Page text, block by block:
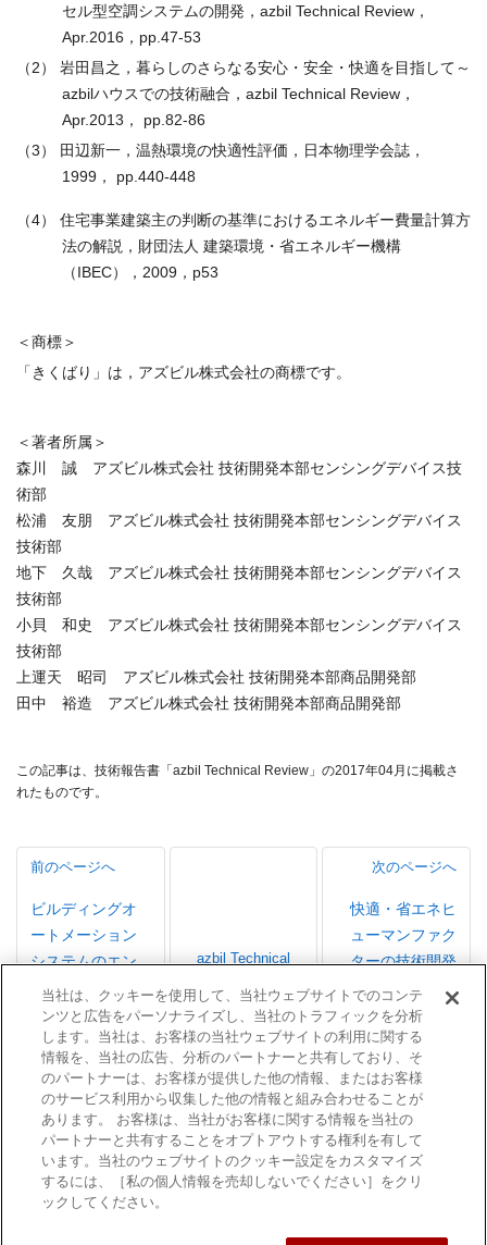
セル型空調システムの開発，azbil Technical Review，
Apr.2016，pp.47-53
（2） 岩田昌之，暮らしのさらなる安心・安全・快適を目指して～
azbilハウスでの技術融合，azbil Technical Review，
Apr.2013， pp.82-86
（3） 田辺新一，温熱環境の快適性評価，日本物理学会誌，
1999， pp.440-448
（4） 住宅事業建築主の判断の基準におけるエネルギー費量計算方
法の解説，財団法人 建築環境・省エネルギー機構
（IBEC），2009，p53
＜商標＞
「きくばり」は，アズビル株式会社の商標です。
＜著者所属＞
森川 誠 アズビル株式会社 技術開発本部センシングデバイス技
術部
松浦 友朋 アズビル株式会社 技術開発本部センシングデバイス
技術部
地下 久哉 アズビル株式会社 技術開発本部センシングデバイス
技術部
小貝 和史 アズビル株式会社 技術開発本部センシングデバイス
技術部
上運天 昭司 アズビル株式会社 技術開発本部商品開発部
田中 裕造 アズビル株式会社 技術開発本部商品開発部
この記事は、技術報告書「azbil Technical Review」の2017年04月に掲載さ
れたものです。
前のページへ
ビルディングオ
ートメーション
システムのエン
ジニアリング作
業効率化に貢献
する新しいエン
ジニアリングツ
ールの開発
azbil Technical
（2017年4月）
次のページへ
快適・省エネヒ
ューマンファク
ターの技術開発
当社は、クッキーを使用して、当社ウェブサイトでのコンテ
ンツと広告をパーソナライズし、当社のトラフィックを分析
します。当社は、お客様の当社ウェブサイトの利用に関する
情報を、当社の広告、分析のパートナーと共有しており、そ
のパートナーは、お客様が提供した他の情報、またはお客様
のサービス利用から収集した他の情報と組み合わせることが
あります。 お客様は、当社がお客様に関する情報を当社の
パートナーと共有することをオプトアウトする権利を有して
います。当社のウェブサイトのクッキー設定をカスタマイズ
するには、［私の個人情報を売却しないでください］をクリ
ックしてください。